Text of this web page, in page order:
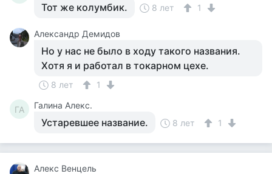
Тот же колумбик. 8 лет 1
Александр Демидов
Но у нас не было в ходу такого названия.
Хотя я и работал в токарном цехе.
8 лет 1
ГА Галина Алекс.
Устаревшее название. 8 лет 1
Алекс Венцель